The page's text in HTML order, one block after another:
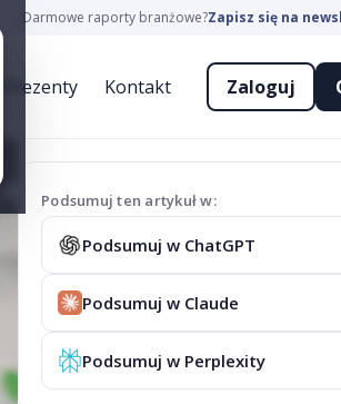
Darmowe raporty branżowe?Zapisz się na
Prezenty Kontakt Zaloguj
Podsumuj ten artykuł w:
Podsumuj w ChatGPT
Podsumuj w Claude
Podsumuj w Perplexity